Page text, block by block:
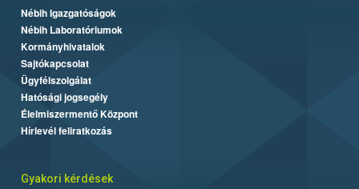
Nébih Igazgatóságok
Nébih Laboratóriumok
Kormányhivatalok
Sajtókapcsolat
Ügyfélszolgálat
Hatósági jogsegély
Élelmiszermentő Központ
Hírlevél feliratkozás
Gyakori kérdések